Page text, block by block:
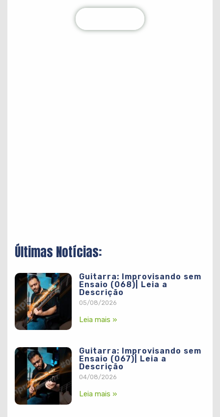
Últimas Notícias:
Guitarra: Improvisando sem
Ensaio (068)| Leia a
Descrição
05/08/2026
Leia mais »
Guitarra: Improvisando sem
Ensaio (067)| Leia a
Descrição
04/08/2026
Leia mais »